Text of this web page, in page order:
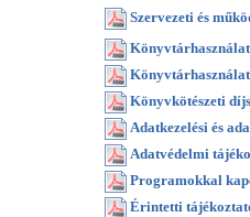
Szervezeti és
Könyvkötészeti
Adatkezelési és
Adatvédelmi
Programokkal
Érintetti